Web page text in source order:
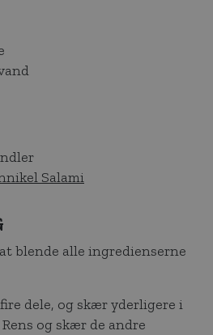
Salami
blende alle ingredienserne
dele, og skær yderligere i
og skær de andre